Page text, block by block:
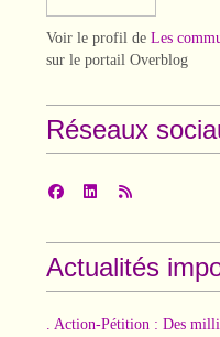
Voir le profil de Les
sur le portail Overblog
Réseaux
Actualités
. Action-Pétition : Des